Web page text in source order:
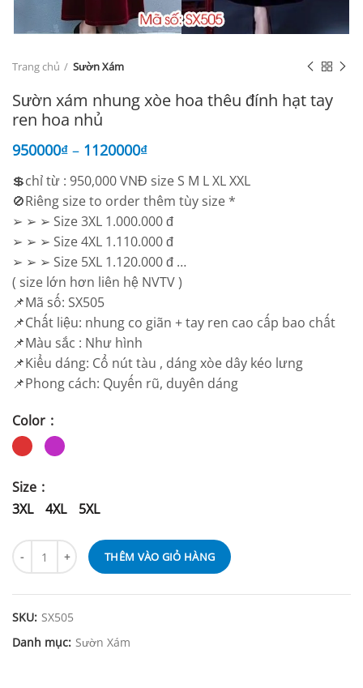
Trang chủ Sườn Xám
Sườn xám nhung xòe hoa thêu đính hạt tay
ren hoa nhủ
950000₫ – 1120000₫
💲chỉ từ : 950,000 VNĐ size S M L XL XXL
🚫Riêng size to order thêm tùy size *
➢ ➢ ➢ Size 3XL 1.000.000 đ
➢ ➢ ➢ Size 4XL 1.110.000 đ
➢ ➢ ➢ Size 5XL 1.120.000 đ …
( size lớn hơn liên hệ NVTV )
📌Mã số: SX505
📌Chất liệu: nhung co giãn + tay ren cao cấp bao chất
📌Màu sắc : Như hình
📌Kiểu dáng: Cổ nút tàu , dáng xòe dây kéo lưng
📌Phong cách: Quyến rũ, duyên dáng
Color
Size
3XL
4XL 5XL
THÊM VÀO GIỎ HÀNG
SKU: SX505
Danh mục: Sườn Xám